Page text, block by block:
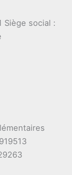
Siège social :